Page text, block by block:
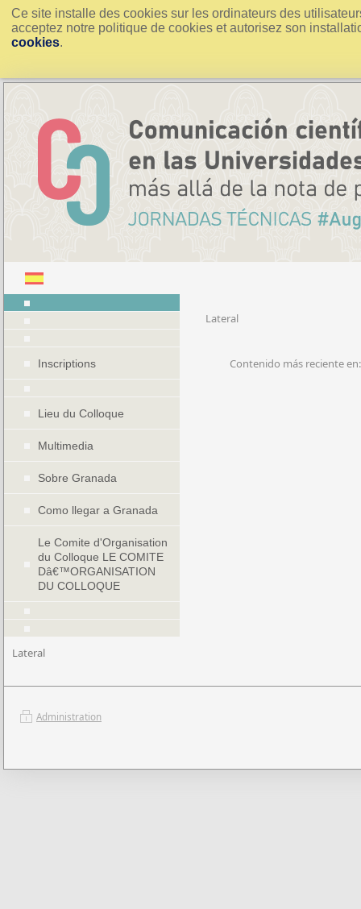
Ce site installe des cookies sur les ordinateurs des
acceptez notre politique de cookies et autorisez son
cookies.
Inscriptions
Lieu du Colloque
Multimedia
Sobre Granada
Como llegar a Granada
Le Comite d'Organisation
du Colloque LE COMITE
Dâ€™ORGANISATION
DU COLLOQUE
Lateral
Lateral
Contenido más reciente en:
Administration